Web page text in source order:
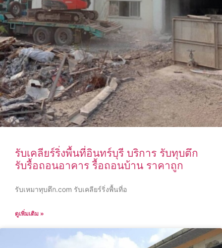
รับเคลียร์ริ่งพื้นที่อินทร์บุรี บริการ รับทุบตึก
รับรื้อถอนอาคาร รื้อถอนบ้าน ราคาถูก
รับเหมาทุบตึก.com รับเคลียร์ริ่งพื้นที่อ
ดูเพิ่มเติม »